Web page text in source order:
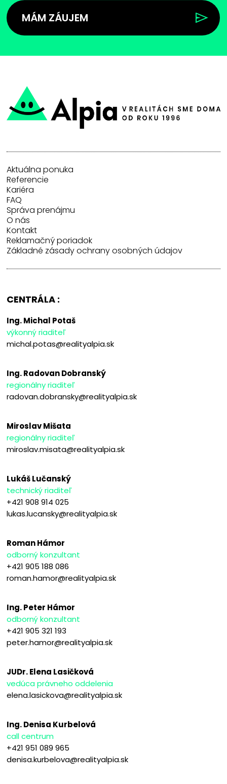
MÁM ZÁUJEM
Aktuálna ponuka
Referencie
Kariéra
FAQ
Správa prenájmu
O nás
Kontakt
Reklamačný poriadok
Základné zásady ochrany osobných údajov
CENTRÁLA :
Ing. Michal Potaš
výkonný riaditeľ
michal.potas@realityalpia.sk
Ing. Radovan Dobranský
regionálny riaditeľ
radovan.dobransky@realityalpia.sk
Miroslav Mišata
regionálny riaditeľ
miroslav.misata@realityalpia.sk
Lukáš Lučanský
technický riaditeľ
+421 908 914 025
lukas.lucansky@realityalpia.sk
Roman Hámor
odborný konzultant
+421 905 188 086
roman.hamor@realityalpia.sk
Ing. Peter Hámor
odborný konzultant
+421 905 321 193
peter.hamor@realityalpia.sk
JUDr. Elena Lasičková
vedúca právneho oddelenia
elena.lasickova@realityalpia.sk
Ing. Denisa Kurbelová
call centrum
+421 951 089 965
denisa.kurbelova@realityalpia.sk